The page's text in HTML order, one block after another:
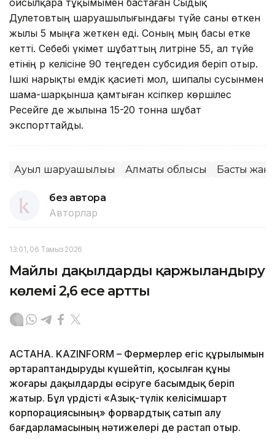
Дәулетовтың шаруашылығындағы түйе саны өткен
жылы 5 мыңға жеткен еді. Соның мың басы етке
кетті. Себебі үкімет шұбаттың литріне 55, ал түйе
етінің әр келісіне 90 теңгеден субсидия беріп отыр.
Ішкі нарықты емдік қасиеті мол, шипалы сусынмен
шама-шарқынша қамтыған кәсіпкер көршілес
Ресейге де жылына 15-20 тонна шұбат
экспорттайды.
Ауыл шаруашылығы Алматы облысы Басты
без автора
Авторлар
13:01, 06 Тамыз 2026
Майлы дақылдарды қаржыландыру
көлемі 2,6 есе артты
АСТАНА. KAZINFORM – Фермерлер егіс құрылымын
әртараптандыруды күшейтіп, қосылған құны
жоғары дақылдарды өсіруге басымдық беріп
жатыр. Бұл үрдісті «Азық-түлік келісімшарт
корпорациясының» форвардтық сатып алу
бағдарламасының нәтижелері де растап отыр.